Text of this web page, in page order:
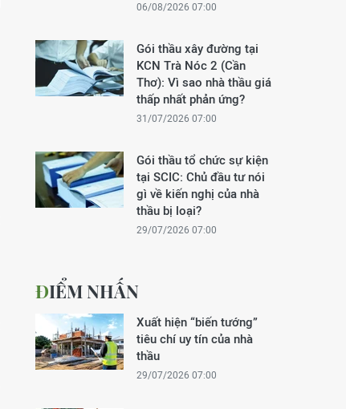
06/08/2026 07:00
Gói thầu xây đường tại
KCN Trà Nóc 2 (Cần
Thơ): Vì sao nhà thầu giá
thấp nhất phản ứng?
31/07/2026 07:00
Gói thầu tổ chức sự kiện
tại SCIC: Chủ đầu tư nói
gì về kiến nghị của nhà
thầu bị loại?
29/07/2026 07:00
ĐIỂM NHẤN
Xuất hiện “biến tướng”
tiêu chí uy tín của nhà
thầu
29/07/2026 07:00